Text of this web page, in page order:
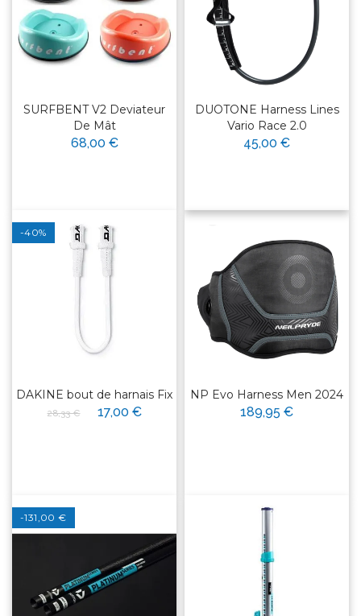
SURFBENT V2 Deviateur
De Mât
68,00 €
DUOTONE Harness Lines
Vario Race 2.0
45,00 €
-40%
DAKINE bout de harnais Fix
28,33 € 17,00 €
NP Evo Harness Men 2024
189,95 €
-131,00 €